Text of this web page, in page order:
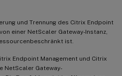
und Trennung des Citrix Endpoint
einer NetScaler Gateway-Instanz,
ist.
Endpoint Management und Citrix
NetScaler Gateway-